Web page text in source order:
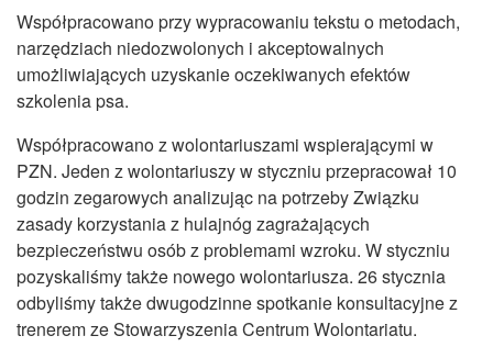
Współpracowano przy wypracowaniu tekstu o metodach,
narzędziach niedozwolonych i akceptowalnych
umożliwiających uzyskanie oczekiwanych efektów
szkolenia psa.
Współpracowano z wolontariuszami wspierającymi w
PZN. Jeden z wolontariuszy w styczniu przepracował 10
godzin zegarowych analizując na potrzeby Związku
zasady korzystania z hulajnóg zagrażających
bezpieczeństwu osób z problemami wzroku. W styczniu
pozyskaliśmy także nowego wolontariusza. 26 stycznia
odbyliśmy także dwugodzinne spotkanie konsultacyjne z
trenerem ze Stowarzyszenia Centrum Wolontariatu.